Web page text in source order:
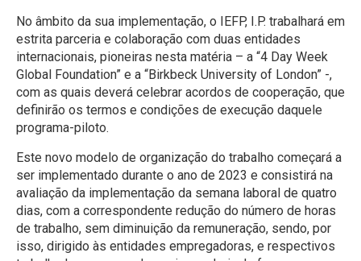
No âmbito da sua implementação, o IEFP, I.P. trabalhará em
estrita parceria e colaboração com duas entidades
internacionais, pioneiras nesta matéria – a “4 Day Week
Global Foundation” e a “Birkbeck University of London” -,
com as quais deverá celebrar acordos de cooperação, que
definirão os termos e condições de execução daquele
programa-piloto.
Este novo modelo de organização do trabalho começará a
ser implementado durante o ano de 2023 e consistirá na
avaliação da implementação da semana laboral de quatro
dias, com a correspondente redução do número de horas
de trabalho, sem diminuição da remuneração, sendo, por
isso, dirigido às entidades empregadoras, e respectivos